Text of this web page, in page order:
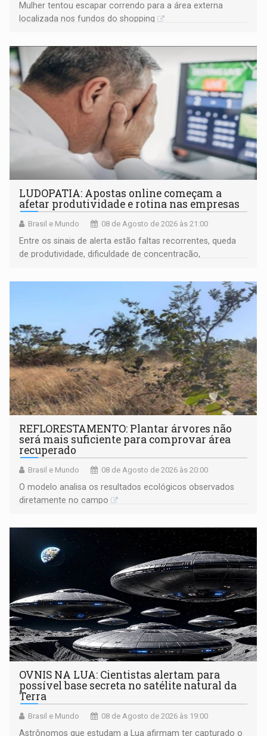
Mulher tentou escapar correndo para a área externa
localizada nos fundos do shopping
LUDOPATIA: Apostas online começam a
afetar produtividade e rotina nas empresas
Brasil e Mundo 08 de Agosto de 2026 às 21:00
Entre os sinais de alerta estão faltas recorrentes, queda
de produtividade, dificuldade de concentração,
REFLORESTAMENTO: Plantar árvores não
será mais suficiente para comprovar área
recuperado
Brasil e Mundo 08 de Agosto de 2026 às 20:00
O modelo analisa os resultados ecológicos observados
diretamente no campo
OVNIS NA LUA: Cientistas alertam para
possível base secreta no satélite natural da
Terra
Brasil e Mundo 08 de Agosto de 2026 às 19:00
Astrônomos que estudam a Lua afirmam ter capturado o